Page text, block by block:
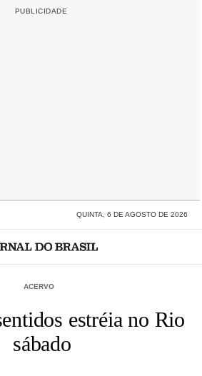
QUINTA, 6 DE AGOSTO DE 2026
ACERVO
estréia no Rio
sábado